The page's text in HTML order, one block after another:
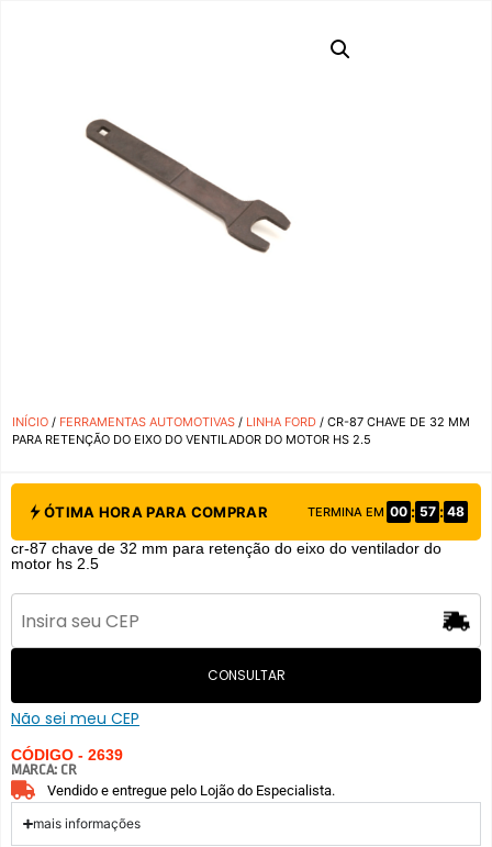
INÍCIO / FERRAMENTAS AUTOMOTIVAS / LINHA FORD / CR-87 CHAVE DE 32 MM
PARA RETENÇÃO DO EIXO DO VENTILADOR DO MOTOR HS 2.5
ÓTIMA HORA PARA COMPRAR TERMINA EM 00 : 57 : 48
cr-87 chave de 32 mm para retenção do eixo do ventilador do
motor hs 2.5
CONSULTAR
Não sei meu CEP
CÓDIGO - 2639
MARCA: CR
Vendido e entregue pelo Lojão do Especialista.
mais informações